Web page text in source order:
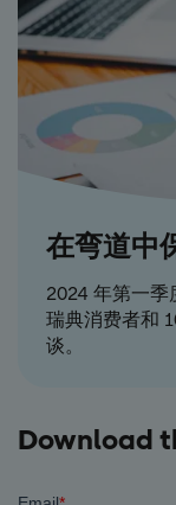
在弯道中
2024 年第一季
瑞典消费者和
谈。
Download